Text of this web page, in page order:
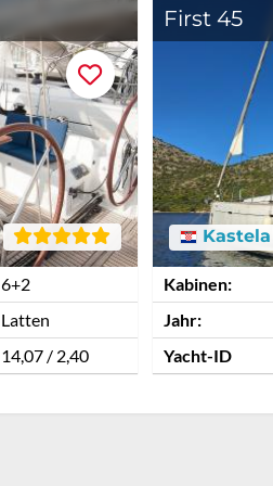
6+2
Latten
14,07 / 2,40
First 45
Kastela
Kabinen:
Jahr:
Yacht-ID